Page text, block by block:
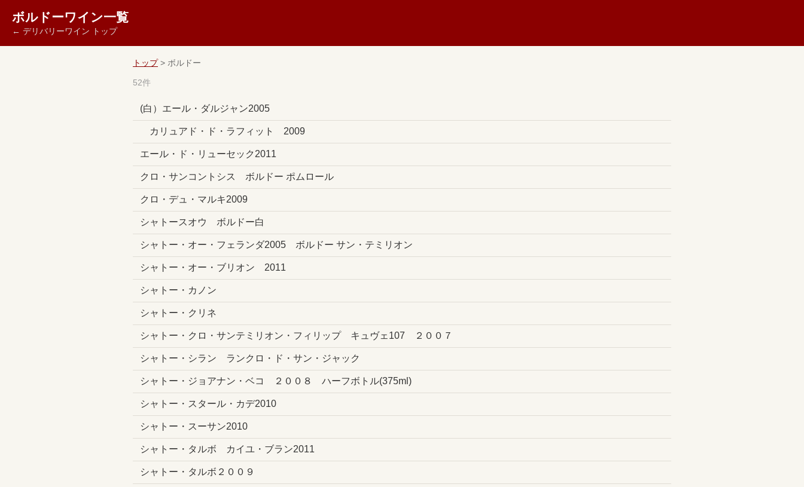
ボルドーワイン一覧
← デリバリーワイン トップ
トップ> ボルドー
52件
(白）エール・ダルジャン2005
カリュアド・ド・ラフィット 2009
エール・ド・リューセック2011
クロ・サンコントシス ボルドー ポムロール
クロ・デュ・マルキ2009
シャトースオウ ボルドー白
シャトー・オー・フェランダ2005 ボルドー サン・テミリオン
シャトー・オー・ブリオン 2011
シャトー・カノン
シャトー・クリネ
シャトー・クロ・サンテミリオン・フィリップ キュヴェ107 ２００７
シャトー・シラン ランクロ・ド・サン・ジャック
シャトー・ジョアナン・ベコ ２００８ ハーフボトル(375ml)
シャトー・スタール・カデ2010
シャトー・スーサン2010
シャトー・タルボ カイユ・ブラン2011
シャトー・タルボ２００９